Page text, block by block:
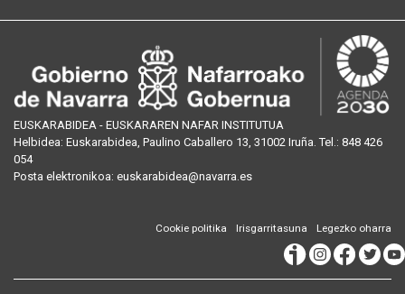
EUSKARABIDEA - EUSKARAREN NAFAR INSTITUTUA
Helbidea: Euskarabidea, Paulino Caballero 13, 31002 Iruña. Tel.: 848 426
054
Posta elektronikoa: euskarabidea@navarra.es
Legezko oharra
Irisgarritasuna
Cookie politika